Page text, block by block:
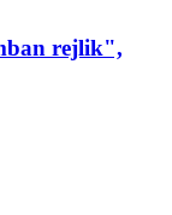
rejlik",